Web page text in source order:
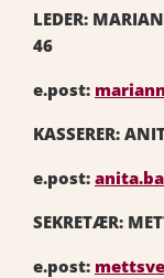
LEDER:
46
e.post:
KASSERER:
e.post:
SEKRETÆR:
e.post: